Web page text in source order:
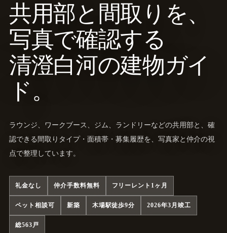
共用部と間取りを、
写真で確認する
清澄白河の建物ガイ
ド。
ラウンジ、ワークブース、ジム、ランドリーなどの共用部と、確
認できる間取りタイプ・面積帯・募集履歴を、写真家と仲介の視
点で整理しています。
礼金なし 仲介手数料無料 フリーレント1ヶ月
ペット相談可 新築 木場駅徒歩9分 2026年3月竣工
総563戸